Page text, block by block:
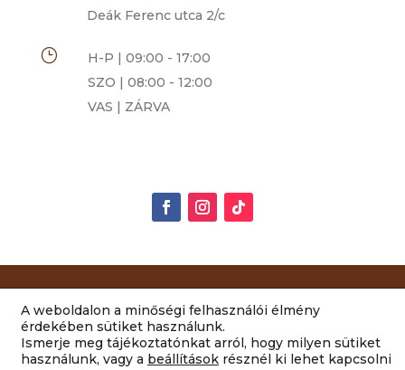
Deák Ferenc utca 2/c
}
H-P | 09:00 - 17:00
SZO | 08:00 - 12:00
VAS | ZÁRVA
2022 Minden jog fenntartva |
Adatvédelem|Impresszum
A weboldalon a minőségi felhasználói élmény
érdekében sütiket használunk.
Ismerje meg tájékoztatónkat arról, hogy milyen sütiket
használunk, vagy a beállítások résznél ki lehet kapcsolni